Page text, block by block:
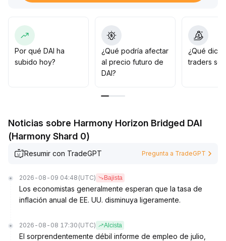
global, DAI, gracias a su transparencia en cadena y
gobierno conforme, tiene el potencial de consolidar
aún más su posición central en el ámbito DeFi y en
pagos transfronterizos
.
Se recomienda considerar a DAI como una herramienta
aconseja prestar atención a nuevas oportunidades
emergentes .
Por qué DAI ha
subido hoy?
¿Qué podría afectar
al precio futuro de
DAI?
¿Qué
traders
Noticias sobre Harmony Horizon Bridged DAI
(Harmony Shard 0)
Resumir con TradeGPT Pregunta a TradeGPT
2026-08-09 04:48 (UTC) Bajista
Los economistas generalmente esperan que la tasa de
inflación anual de EE. UU. disminuya ligeramente.
2026-08-08 17:30 (UTC) Alcista
El sorprendentemente débil informe de empleo de julio,